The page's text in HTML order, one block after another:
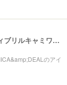
MICA&DEAL：フィブリルキャミワンピース
のアイ